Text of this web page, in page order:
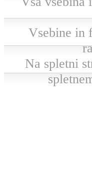
Vsebine in
Na spletni